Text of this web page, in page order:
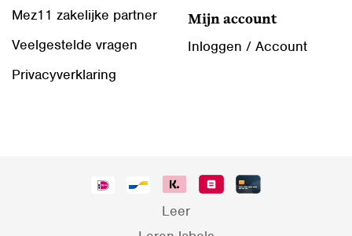
Mez11 zakelijke partner
Veelgestelde vragen
Privacyverklaring
Mijn account
Inloggen / Account
Leer